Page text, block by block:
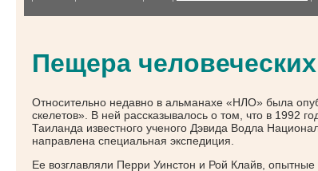
Пещера
Относительно недавно в альманахе «НЛО» была
скелетов». В ней рассказывалось о том, что в 1992
Таиланда известного ученого Дэвида Водла
направлена специальная экспедиция.
Ее возглавляли Перри Уинстон и Рой Клайв,